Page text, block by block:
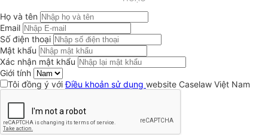
Họ và tên
Email
Số điện thoại
Mật khẩu
Xác nhận mật khẩu
Giới tính
Tôi đồng ý vớiĐiều khoản sử dụng website Caselaw Việt Nam